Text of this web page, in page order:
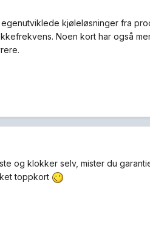
kjøleløsninger fra
Noen kort har også
og klokker selv, mister du
toppkort